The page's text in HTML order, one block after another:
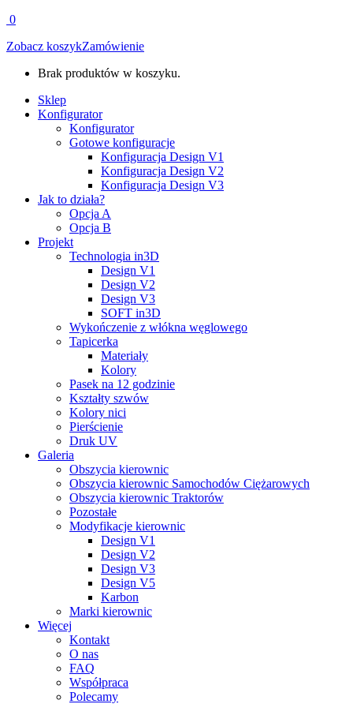
0
Zobacz koszykZamówienie
Brak produktów w koszyku.
Sklep
Konfigurator
Konfigurator
Gotowe konfiguracje
Konfiguracja Design V1
Konfiguracja Design V2
Konfiguracja Design V3
Jak to działa?
Opcja A
Opcja B
Projekt
Technologia in3D
Design V1
Design V2
Design V3
SOFT in3D
Wykończenie z włókna węglowego
Tapicerka
Materiały
Kolory
Pasek na 12 godzinie
Kształty szwów
Kolory nici
Pierścienie
Druk UV
Galeria
Obszycia kierownic
Obszycia kierownic Samochodów Ciężarowych
Obszycia kierownic Traktorów
Pozostałe
Modyfikacje kierownic
Design V1
Design V2
Design V3
Design V5
Karbon
Marki kierownic
Więcej
Kontakt
O nas
FAQ
Współpraca
Polecamy